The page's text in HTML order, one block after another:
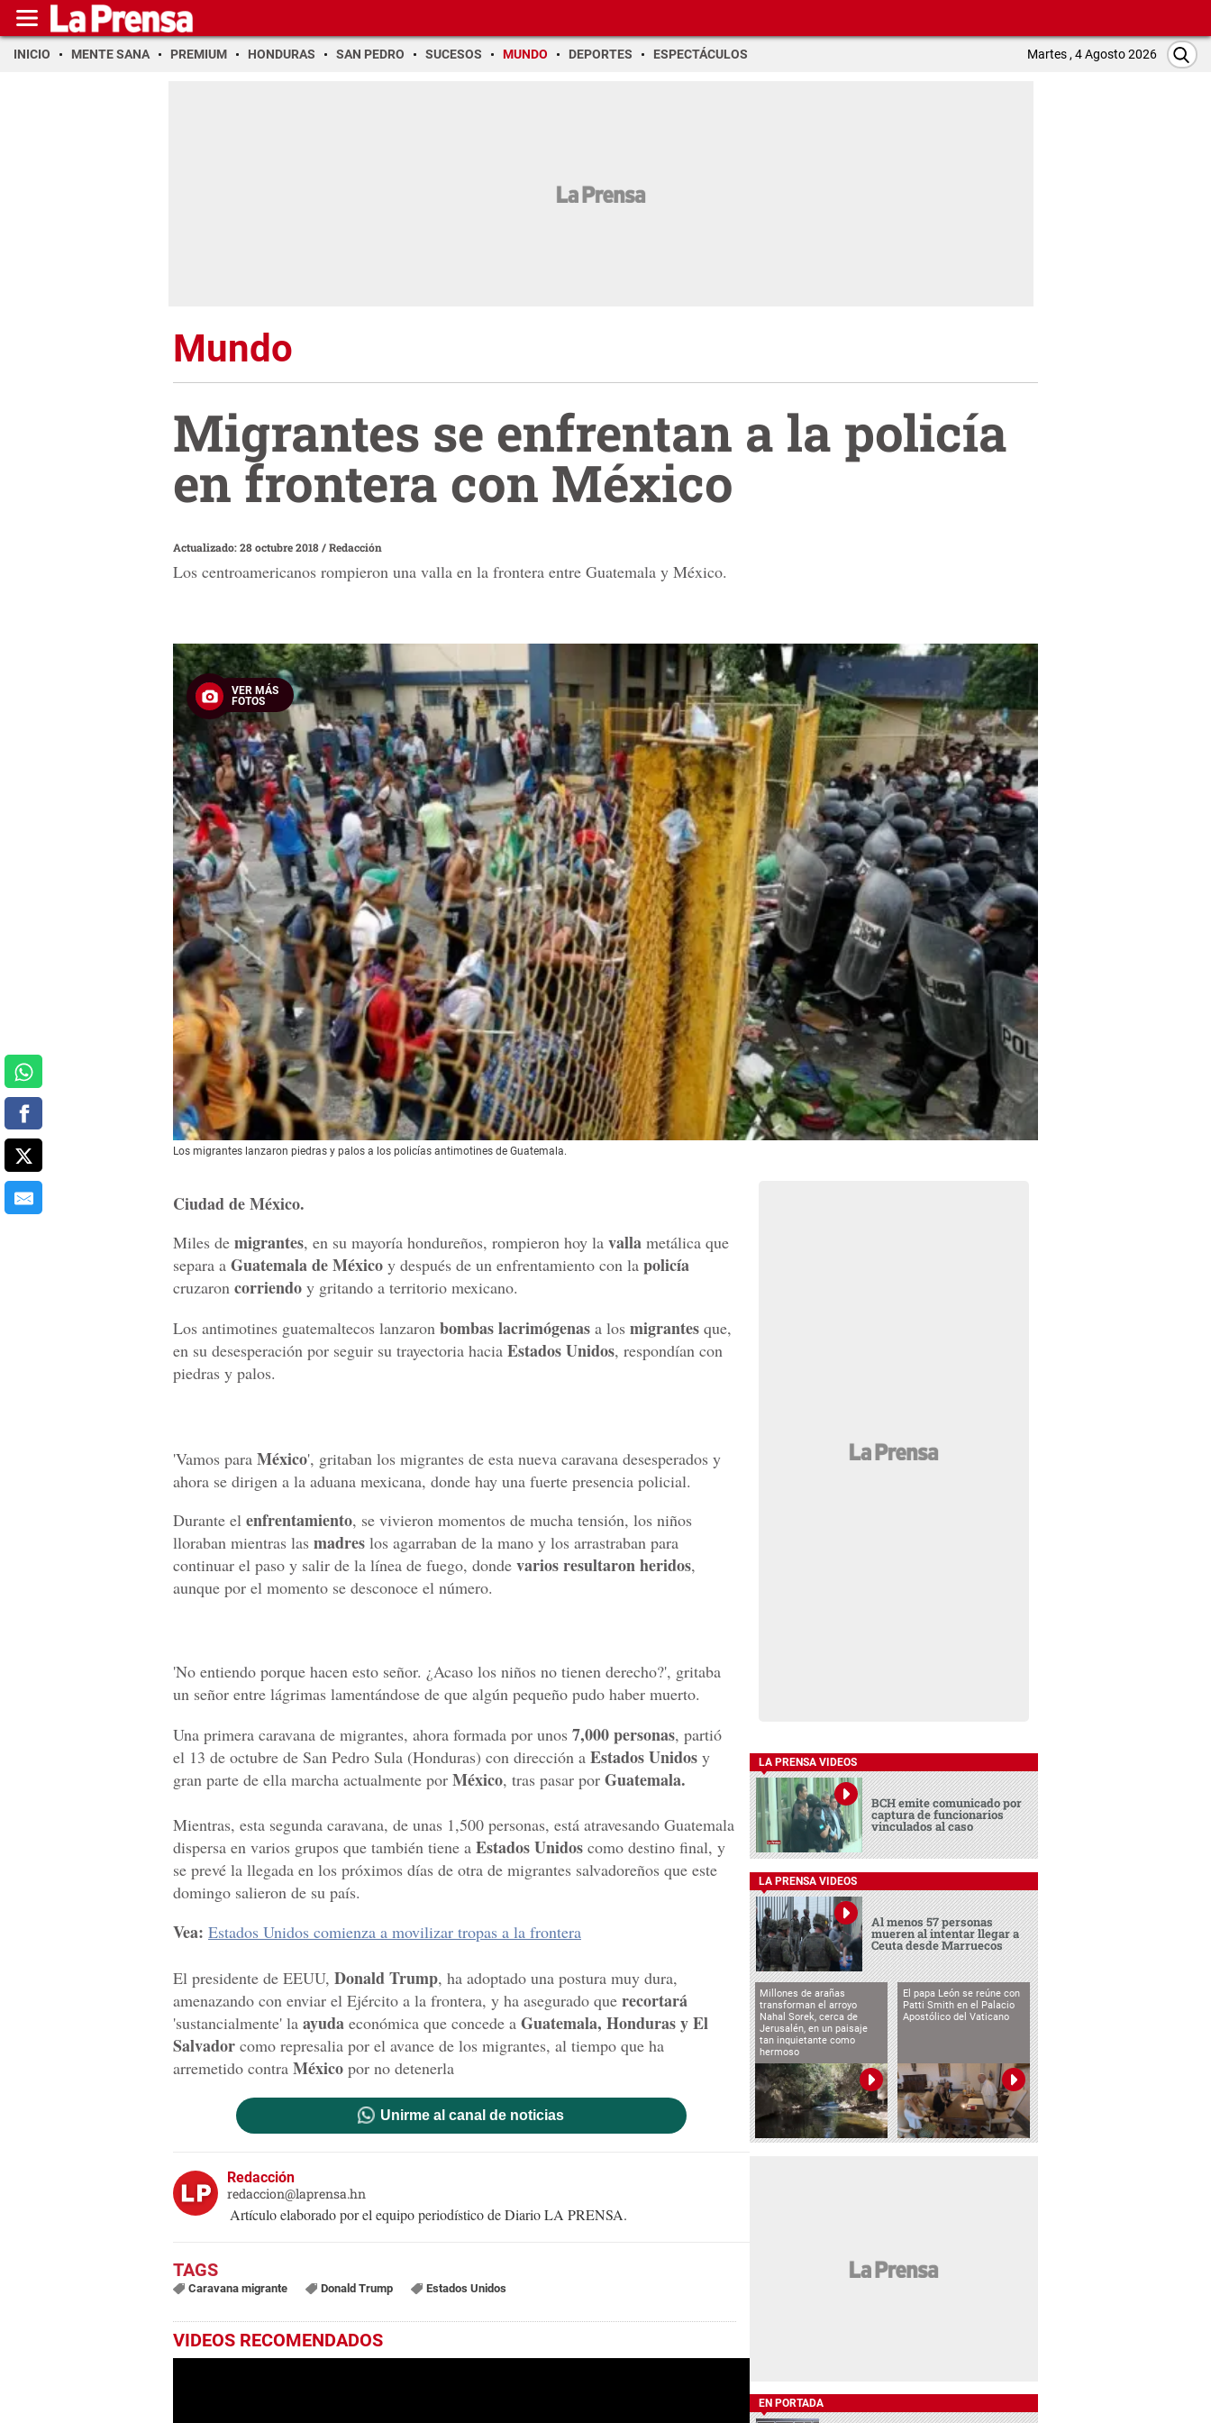
INICIO MENTE SANA PREMIUM HONDURAS SAN PEDRO SUCESOS MUNDO DEPORTES ESPECTÁCULOS Martes , 4 Agosto 2026
Mundo
Migrantes se enfrentan a la policía
en frontera con México
Actualizado: 28 octubre 2018/Redacción
Los centroamericanos rompieron una valla en la frontera entre Guatemala y México.
VER MÁS
FOTOS
Los migrantes lanzaron piedras y palos a los policías antimotines de Guatemala.
Ciudad de México.
Miles de migrantes, en su mayoría hondureños, rompieron hoy la valla metálica que
separa a Guatemala de México y después de un enfrentamiento con la policía
cruzaron corriendo y gritando a territorio mexicano.
Los antimotines guatemaltecos lanzaron bombas lacrimógenas a los migrantes que,
en su desesperación por seguir su trayectoria hacia Estados Unidos, respondían con
piedras y palos.
'Vamos para México', gritaban los migrantes de esta nueva caravana desesperados y
ahora se dirigen a la aduana mexicana, donde hay una fuerte presencia policial.
Durante el enfrentamiento, se vivieron momentos de mucha tensión, los niños
lloraban mientras las madres los agarraban de la mano y los arrastraban para
continuar el paso y salir de la línea de fuego, donde varios resultaron heridos,
aunque por el momento se desconoce el número.
'No entiendo porque hacen esto señor. ¿Acaso los niños no tienen derecho?', gritaba
un señor entre lágrimas lamentándose de que algún pequeño pudo haber muerto.
Una primera caravana de migrantes, ahora formada por unos 7,000 personas, partió
el 13 de octubre de San Pedro Sula (Honduras) con dirección a Estados Unidos y
gran parte de ella marcha actualmente por México, tras pasar por Guatemala.
Mientras, esta segunda caravana, de unas 1,500 personas, está atravesando Guatemala
dispersa en varios grupos que también tiene a Estados Unidos como destino final, y
se prevé la llegada en los próximos días de otra de migrantes salvadoreños que este
domingo salieron de su país.
Vea: Estados Unidos comienza a movilizar tropas a la frontera
El presidente de EEUU, Donald Trump, ha adoptado una postura muy dura,
amenazando con enviar el Ejército a la frontera, y ha asegurado que recortará
'sustancialmente' la ayuda económica que concede a Guatemala, Honduras y El
Salvador como represalia por el avance de los migrantes, al tiempo que ha
arremetido contra México por no detenerla
Unirme al canal de noticias
Redacción
redaccion@laprensa.hn
Artículo elaborado por el equipo periodístico de Diario LA PRENSA.
Caravana migrante Donald Trump Estados Unidos
VIDEOS RECOMENDADOS
LA PRENSA VIDEOS
BCH emite comunicado por
captura de funcionarios
vinculados al caso
LA PRENSA VIDEOS
Al menos 57 personas
mueren al intentar llegar a
Ceuta desde Marruecos
Millones de arañas
transforman el arroyo
Nahal Sorek, cerca de
Jerusalén, en un paisaje
tan inquietante como
hermoso
El papa León se reúne con
Patti Smith en el Palacio
Apostólico del Vaticano
EN PORTADA